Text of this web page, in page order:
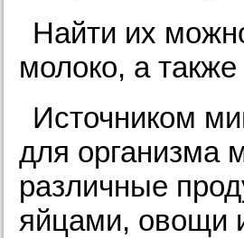
Найти их
молоко, а
Источником
для организма
различные
яйцами, овощи